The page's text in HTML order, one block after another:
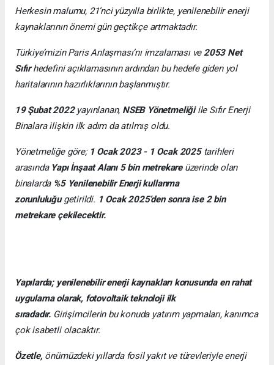
Herkesin malumu, 21’nci yüzyılla birlikte, yenilenebilir enerji
kaynaklarının önemi gün geçtikçe artmaktadır.
Türkiye’mizin Paris Anlaşması’nı imzalaması ve2053 Net
Sıfırhedefini açıklamasının ardından bu hedefe giden yol
haritalarının hazırlıklarının başlanmıştır.
19 Şubat 2022 yayınlanan, NSEB Yönetmeliğiile Sıfır Enerji
Binalara ilişkin ilk adım da atılmış oldu.
Yönetmeliğe göre; 1 Ocak 2023 - 1 Ocak 2025 tarihleri
arasında Yapı İnşaat Alanı 5 bin metrekare üzerinde olan
binalarda%5 Yenilenebilir Enerji kullanma
zorunluluğugetirildi. 1 Ocak 2025’den sonra ise 2 bin
metrekare çekilecektir.
Yapılarda; yenilenebilir enerji kaynakları konusunda en rahat
uygulama olarak, fotovoltaik teknoloji ilk
sıradadır. Girişimcilerin bu konuda yatırım yapmaları, kanımca
çok isabetli olacaktır.
Özetle,önümüzdeki yıllarda fosil yakıt ve türevleriyle enerji